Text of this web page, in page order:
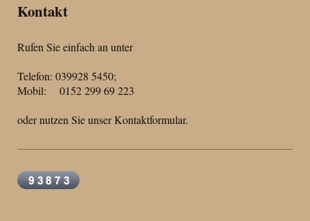
Kontakt
Rufen Sie einfach an unter
Telefon: 039928 5450;
Mobil: 0152 299 69 223
oder nutzen Sie unser Kontaktformular.